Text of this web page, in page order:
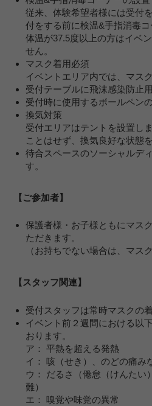
従来、体験希望者様には受付
付をする前に検温&手指消毒コ
体温が37.5度以上の方はイベ
せん。
マスク着用必須
イベントエリア内では、マス
受付テーブルに飛沫感染防止
受付時に使用するボールペン
換気対策
受付エリアはテントを設置し
ことはせず、換気良好な状態
待合スペースのソーシャルデ
す。
【ご参加者】
保護者様・お子様ともにマス
ただきます。
（お持ちでない場合は、マス
【スタッフ関連】
受付スタッフは常時マスクの着
イベント前２週間における以
おります。
ア： 平熱を超える発熱
イ： 咳（せき）、のどの痛み
ウ： だるさ（倦怠（けんたい
難）
エ： 嗅覚や味覚の異常